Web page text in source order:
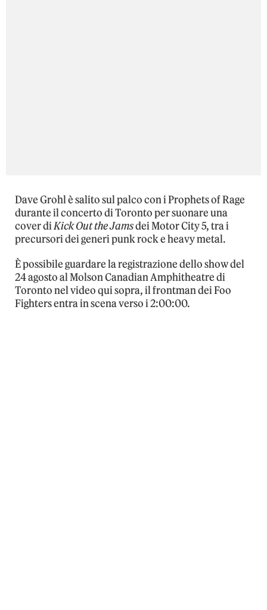
Dave Grohl è salito sul palco con i Prophets of Rage
durante il concerto di Toronto per suonare una
cover diKick Out the Jamsdei Motor City 5, tra i
precursori dei generi punk rock e heavy metal.
È possibile guardare la registrazione dello show del
24 agosto al Molson Canadian Amphitheatre di
Toronto nel video qui sopra, il frontman dei Foo
Fighters entra in scena verso i 2:00:00.